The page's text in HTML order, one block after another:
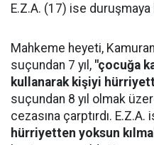
E.Z.A. (17) ise duruşmaya
Mahkeme heyeti, Kamuran
suçundan 7 yıl, "çocuğa
kullanarak kişiyi
suçundan 8 yıl olmak
cezasına çarptırdı. E.Z.A.
hürriyetten yoksun